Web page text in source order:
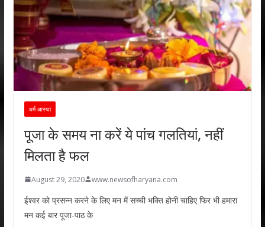
धर्म-आस्था
पूजा के समय ना करें ये पांच गलतियां, नहीं
मिलता है फल
August 29, 2020 www.newsofharyana.com
ईश्वर को प्रसन्न करने के लिए मन में सच्ची भक्ति होनी चाहिए फिर भी हमारा
मन कई बार पूजा-पाठ के